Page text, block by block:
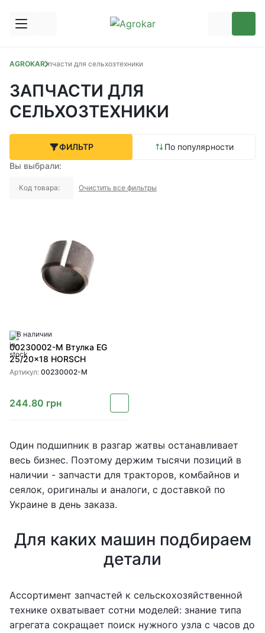
AGROKARЗапчасти для сельхозтехники
ЗАПЧАСТИ ДЛЯ
СЕЛЬХОЗТЕХНИКИ
ФИЛЬТР
По популярности
Вы выбрали:
Код товара: Очистить все фильтры
В наличии
00230002-M Втулка EG
25/20x18 HORSCH
Артикул: 00230002-M
244.80 грн
Один подшипник в разгар жатвы останавливает
весь бизнес. Поэтому держим тысячи позиций в
наличии - запчасти для тракторов, комбайнов и
сеялок, оригиналы и аналоги, с доставкой по
Украине в день заказа.
Для каких машин подбираем
детали
Ассортимент запчастей к сельскохозяйственной
технике охватывает сотни моделей: знание типа
агрегата сокращает поиск нужного узла с часов до